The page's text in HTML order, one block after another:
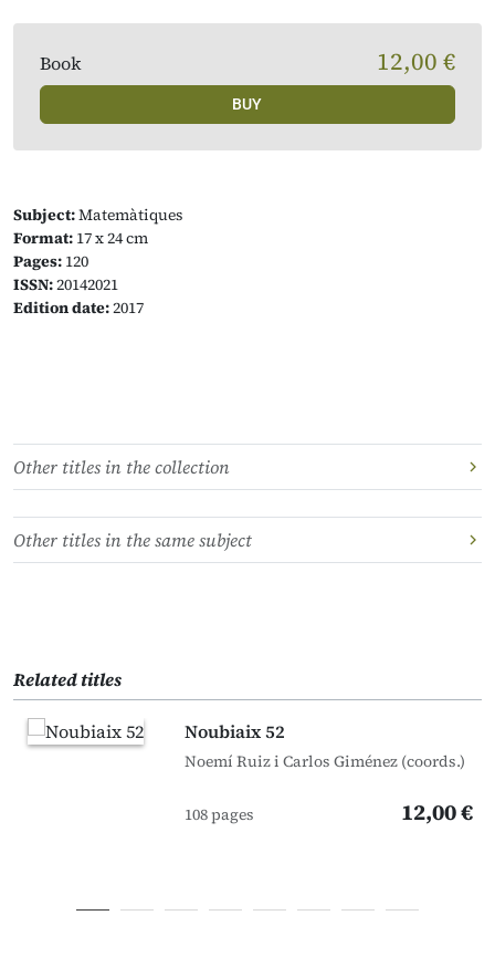
Subject:Matemàtiques
Format: 17 x 24 cm
Pages: 120
ISSN:20142021
Edition date:2017
Book 12,00 €
BUY
Other titles in the collection
Other titles in the same subject
Related titles
Noubiaix 52
Noemí Ruiz i Carlos Giménez (coords.)
108 pages 12,00 €